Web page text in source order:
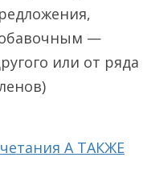
—
или от ряда
А ТАКЖЕ